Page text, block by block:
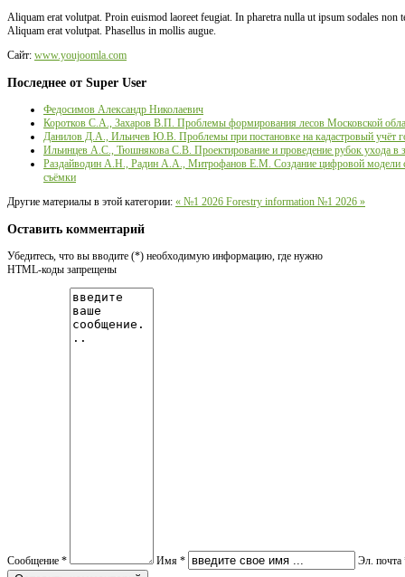
Aliquam erat volutpat. Proin euismod laoreet feugiat. In pharetra nulla ut ipsum sodales
Aliquam erat volutpat. Phasellus in mollis augue.
Сайт: www.youjoomla.com
Последнее от Super User
Федосимов Александр Николаевич
Коротков С.А., Захаров В.П. Проблемы формирования лесов Московской
Данилов Д.А., Ильичев Ю.В. Проблемы при постановке на кадастровый учёт
Ильинцев А.С., Тюшнякова С.В. Проектирование и проведение рубок ухода в
Раздайводин А.Н., Радин А.А., Митрофанов Е.М. Создание цифровой модели
съёмки
Другие материалы в этой категории: « №1 2026 Forestry information №1 2026 »
Оставить комментарий
Убедитесь, что вы вводите (*) необходимую информацию, где нужно
HTML-коды запрещены
Сообщение * Имя * Эл. почта